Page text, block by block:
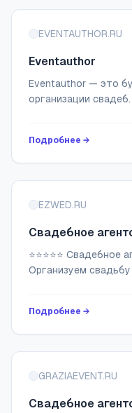
EVENTAUTHOR.RU
Eventauthor
Eventauthor — это
организации
Подробнее →
EZWED.RU
Свадебное
Проведение
Ezwed
⭐⭐⭐⭐⭐
Организуем
Подробнее →
GRAZIAEVENT.RU
Свадебное